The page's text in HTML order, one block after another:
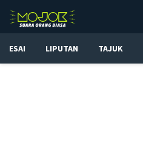
ESAI LIPUTAN TAJUK